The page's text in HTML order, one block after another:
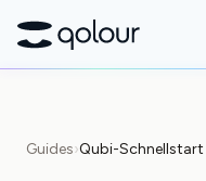
Guides›Qubi-Schnellstart